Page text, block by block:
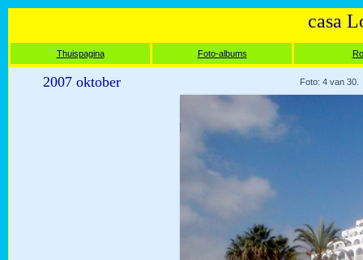
casa
Thuispagina Foto-albums
2007 oktober Foto: 4 van 30.